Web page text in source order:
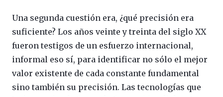
Una segunda cuestión era, ¿qué precisión era
suficiente? Los años veinte y treinta del siglo XX
fueron testigos de un esfuerzo internacional,
informal eso sí, para identificar no sólo el mejor
valor existente de cada constante fundamental
sino también su precisión. Las tecnologías que